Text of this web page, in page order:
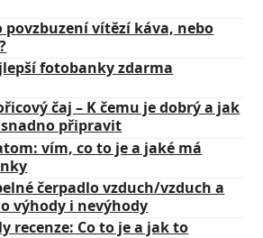
povzbuzení vítězí káva, nebo
fotobanky zdarma
čaj – K čemu je dobrý a jak
připravit
vím, co to je a jaké má
čerpadlo vzduch/vzduch a
výhody i nevýhody
recenze: Co to je a jak to